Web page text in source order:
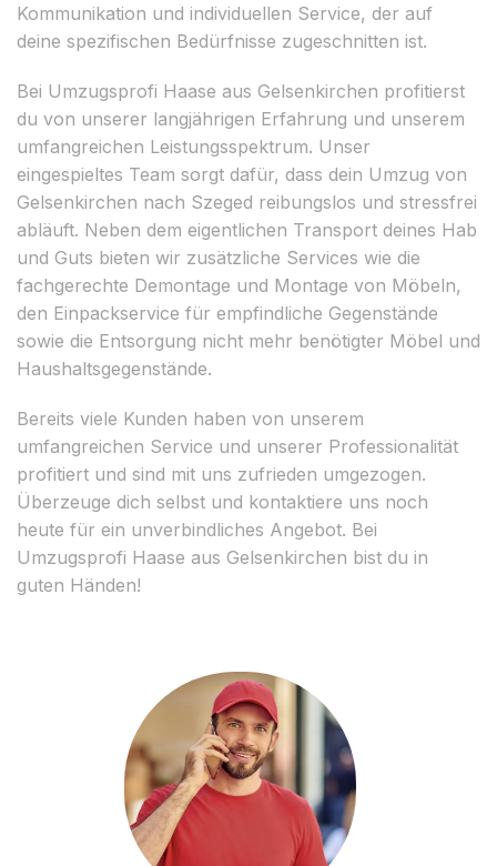
Kommunikation und individuellen Service, der auf
deine spezifischen Bedürfnisse zugeschnitten ist.
Bei Umzugsprofi Haase aus Gelsenkirchen profitierst
du von unserer langjährigen Erfahrung und unserem
umfangreichen Leistungsspektrum. Unser
eingespieltes Team sorgt dafür, dass dein Umzug von
Gelsenkirchen nach Szeged reibungslos und stressfrei
abläuft. Neben dem eigentlichen Transport deines Hab
und Guts bieten wir zusätzliche Services wie die
fachgerechte Demontage und Montage von Möbeln,
den Einpackservice für empfindliche Gegenstände
sowie die Entsorgung nicht mehr benötigter Möbel und
Haushaltsgegenstände.
Bereits viele Kunden haben von unserem
umfangreichen Service und unserer Professionalität
profitiert und sind mit uns zufrieden umgezogen.
Überzeuge dich selbst und kontaktiere uns noch
heute für ein unverbindliches Angebot. Bei
Umzugsprofi Haase aus Gelsenkirchen bist du in
guten Händen!